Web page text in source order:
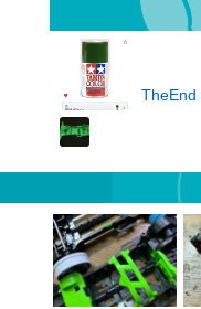
TheEnd